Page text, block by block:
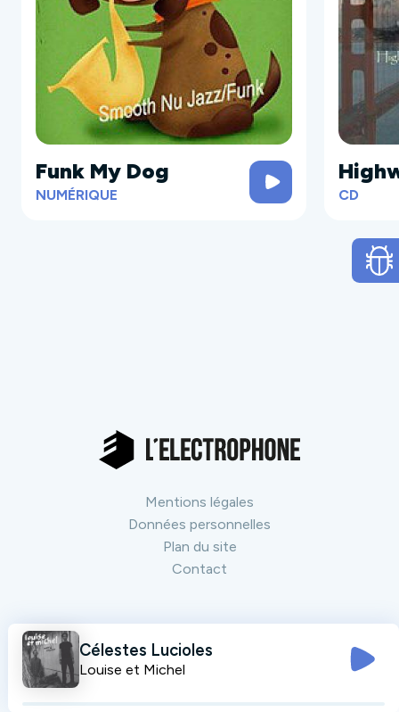
Funk My Dog
NUMÉRIQUE CD
Mentions légales
Données personnelles
Plan du site
Contact
Nos partenaires
Célestes Lucioles
Louise et Michel